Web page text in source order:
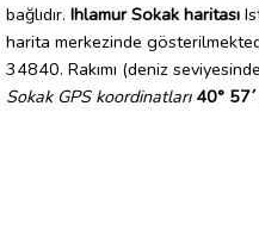
bağlıdır. Ihlamur Sokak haritası
harita merkezinde
34840. Rakımı (deniz
Sokak GPS koordinatları 40°